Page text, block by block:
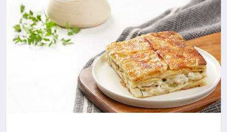
SAĞLIK
EĞITIM